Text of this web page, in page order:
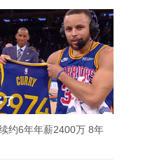
了
约6年年薪2400万 8年